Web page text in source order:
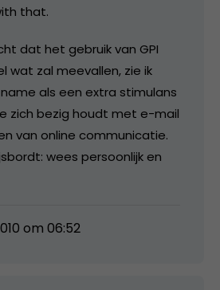
that.
dat het gebruik van GPI
wat zal meevallen, zie ik
als een extra stimulans
zich bezig houdt met e-mail
van online communicatie.
wees persoonlijk en
om 06:52